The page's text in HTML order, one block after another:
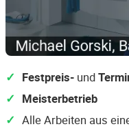
Festpreis- und
Meisterbetrieb
Alle Arbeiten aus